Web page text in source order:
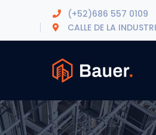
(+52)686 557 0109
CALLE DE LA